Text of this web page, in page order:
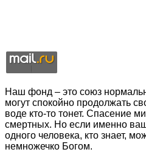
Наш фонд – это союз
могут спокойно продолжать
воде кто-то тонет. Спасение
смертных. Но если именно
одного человека, кто знает,
немножечко Богом.